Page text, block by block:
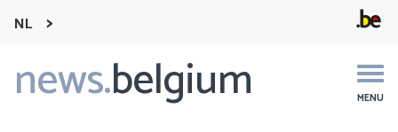
NL
news.belgium MENU
Main
navigation